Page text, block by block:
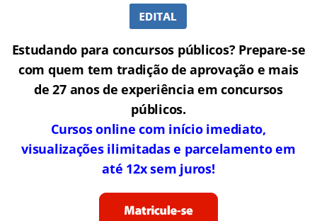
Estudando para concursos públicos? Prepare-se
com quem tem tradição de aprovação e mais
de 27 anos de experiência em concursos
públicos.
Cursos online com início imediato,
visualizações ilimitadas e parcelamento em
até 12x sem juros!